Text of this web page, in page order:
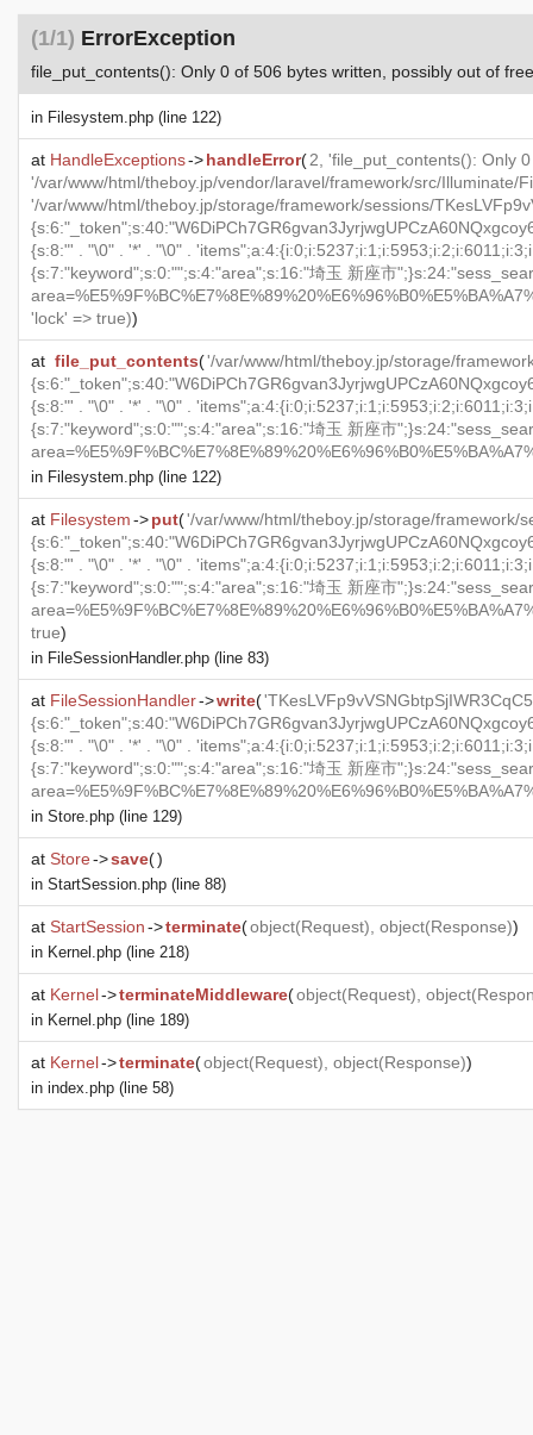
(1/1) ErrorException
file_put_contents(): Only 0 of 506 bytes written, possibly out of
in Filesystem.php (line 122)
at HandleExceptions->handleError(2, 'file_put_contents(): Only
'/var/www/html/theboy.jp/vendor/laravel/framework/src/Illuminate/
'/var/www/html/theboy.jp/storage/framework/sessions/
{s:8:"' . "\0" . '*' . "\0" .
{s:7:"keyword";s:0:"";s:4:"area";s:16:"埼玉 新座市
'lock' => true))
at file_put_contents('/var/www/html/theboy.jp/storage/
{s:8:"' . "\0" . '*' . "\0" .
{s:7:"keyword";s:0:"";s:4:"area";s:16:"埼玉 新座市
in Filesystem.php (line 122)
at Filesystem->put('/var/www/html/theboy.jp/storage/framework/
{s:8:"' . "\0" . '*' . "\0" .
{s:7:"keyword";s:0:"";s:4:"area";s:16:"埼玉 新座市
true)
in FileSessionHandler.php (line 83)
at FileSessionHandler->write(
{s:8:"' . "\0" . '*' . "\0" .
{s:7:"keyword";s:0:"";s:4:"area";s:16:"埼玉 新座市
in Store.php (line 129)
at Store->save()
in StartSession.php (line 88)
at StartSession->terminate(object(Request), object(Response))
in Kernel.php (line 218)
at Kernel->terminateMiddleware(object(Request), object(
in Kernel.php (line 189)
at Kernel->terminate(object(Request), object(Response))
in index.php (line 58)